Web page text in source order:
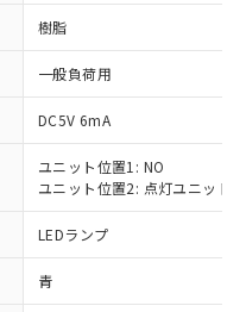
樹脂
一般負荷用
DC5V 6mA
ユニット位置1: NO
ユニット位置2: 点灯ユニット
LEDランプ
青
供可能な商品で